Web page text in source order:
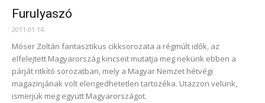
Furulyaszó
2011.01.14.
Móser Zoltán fantasztikus cikksorozata a régmúlt idők, az
elfelejtett Magyarország kincseit mutatja meg nekünk ebben a
párját ritkító sorozatban, mely a Magyar Nemzet hétvégi
magazinjának volt elengedhetetlen tartozéka. Utazzon velünk,
ismerjük meg együtt Magyarországot.